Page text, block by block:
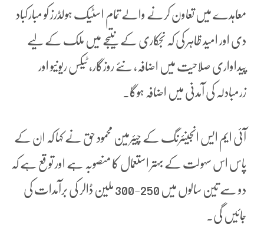
معاہدے میں تعاون کرنے والے تمام اسٹیک ہولڈرز کو مبارکباد
دی اور امید ظاہر کی کہ نجکاری کے نتیجے میں ملک کے لیے
پیداواری صلاحیت میں اضافہ، نئے روزگار، ٹیکس ریونیو اور
زرمبادلہ کی آمدنی میں اضافہ ہوگا۔
آئی ایم ایس انجینئرنگ کے چیئرمین محمود حق نے کہا کہ ان کے
پاس اس سہولت کے بہتر استعمال کا منصوبہ ہے اور توقع ہے کہ
دو سے تین سالوں میں 250-300 ملین ڈالر کی برآمدات کی
جائیں گی۔